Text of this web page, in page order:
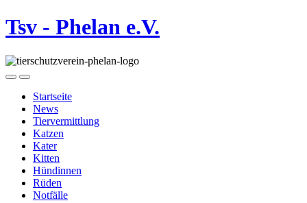
Tsv - Phelan e.V.
Startseite
News
Tiervermittlung
Katzen
Kater
Kitten
Hündinnen
Rüden
Notfälle